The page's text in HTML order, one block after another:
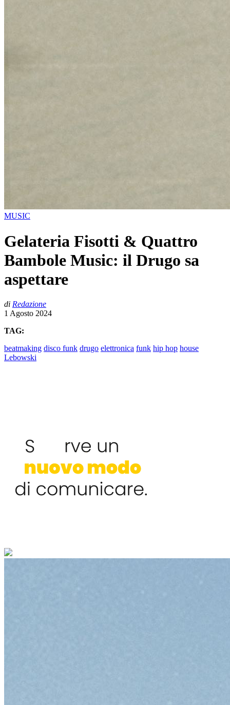
MUSIC
Gelateria Fisotti & Quattro
Bambole Music: il Drugo sa
aspettare
di Redazione
1 Agosto 2024
TAG:
beatmaking disco funk drugo elettronica funk hip hop house
Lebowski